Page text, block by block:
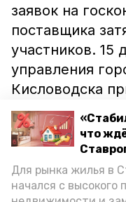
что
Для рынка жилья в
начался с высокого
заявок на
поставщика
участников. 15
управления
Кисловодска
единственного
подал заявку
московское АО
При этом оно
миллионов